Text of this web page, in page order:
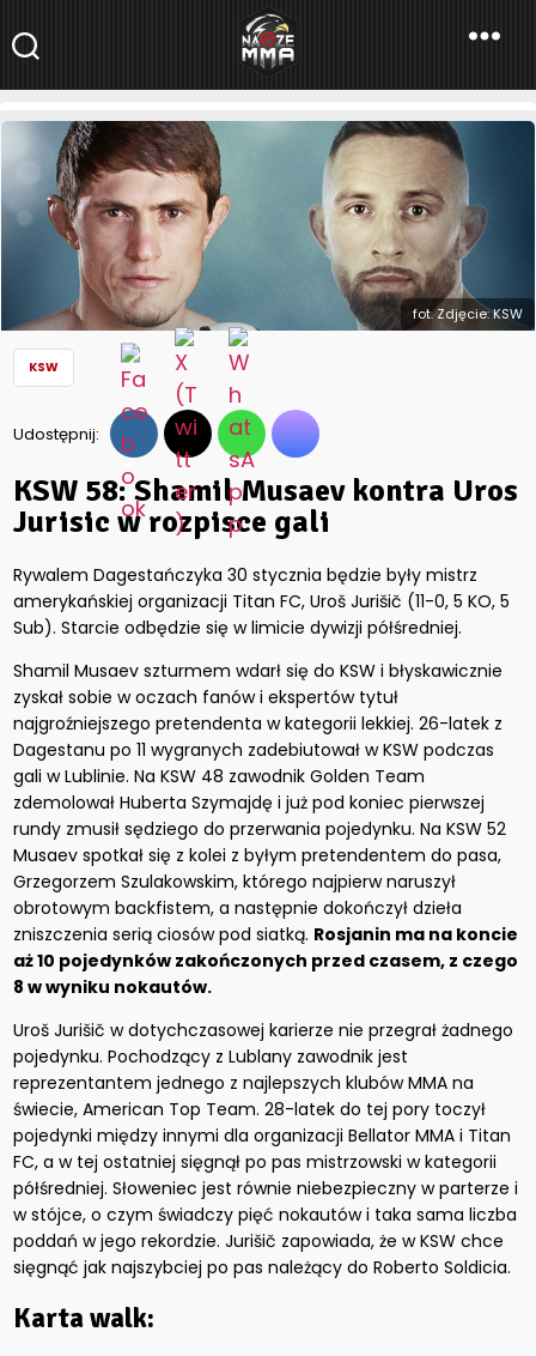
NaszeMMA
NaszeMMA.pl»Aktualności»Polskie MMA»KSW»KSW 58: Shamil
Musaev kontra Uros Jurisic w rozpisce gali
fot. Zdjęcie: KSW
KSW
Udostępnij:
KSW 58: Shamil Musaev kontra Uros
Jurisic w rozpisce gali
Rywalem Dagestańczyka 30 stycznia będzie były mistrz
amerykańskiej organizacji Titan FC, Uroš Jurišič (11-0, 5 KO, 5
Sub). Starcie odbędzie się w limicie dywizji półśredniej.
Shamil Musaev szturmem wdarł się do KSW i błyskawicznie
zyskał sobie w oczach fanów i ekspertów tytuł
najgroźniejszego pretendenta w kategorii lekkiej. 26-latek z
Dagestanu po 11 wygranych zadebiutował w KSW podczas
gali w Lublinie. Na KSW 48 zawodnik Golden Team
zdemolował Huberta Szymajdę i już pod koniec pierwszej
rundy zmusił sędziego do przerwania pojedynku. Na KSW 52
Musaev spotkał się z kolei z byłym pretendentem do pasa,
Grzegorzem Szulakowskim, którego najpierw naruszył
obrotowym backfistem, a następnie dokończył dzieła
zniszczenia serią ciosów pod siatką. Rosjanin ma na koncie
aż 10 pojedynków zakończonych przed czasem, z czego
8 w wyniku nokautów.
Uroš Jurišič w dotychczasowej karierze nie przegrał żadnego
pojedynku. Pochodzący z Lublany zawodnik jest
reprezentantem jednego z najlepszych klubów MMA na
świecie, American Top Team. 28-latek do tej pory toczył
pojedynki między innymi dla organizacji Bellator MMA i Titan
FC, a w tej ostatniej sięgnął po pas mistrzowski w kategorii
półśredniej. Słoweniec jest równie niebezpieczny w parterze i
w stójce, o czym świadczy pięć nokautów i taka sama liczba
poddań w jego rekordzie. Jurišič zapowiada, że w KSW chce
sięgnąć jak najszybciej po pas należący do Roberto Soldicia.
Karta walk: